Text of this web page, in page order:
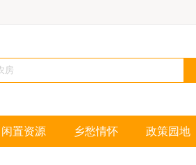
闲置资源 乡愁情怀 政策园地